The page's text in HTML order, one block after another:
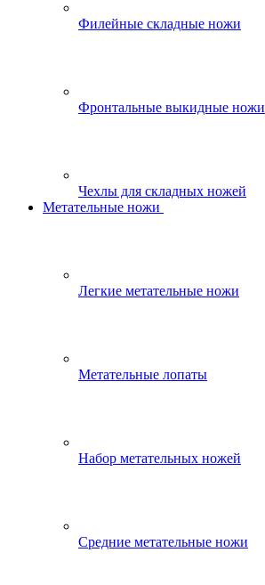
Филейные складные ножи
Фронтальные выкидные ножи
Чехлы для складных ножей
Метательные ножи
Легкие метательные ножи
Метательные лопаты
Набор метательных ножей
Средние метательные ножи